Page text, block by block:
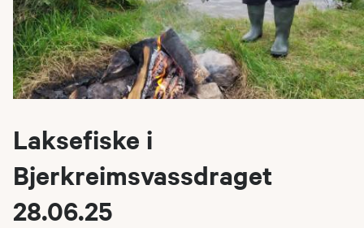
Laksefiske i
Bjerkreimsvassdraget
28.06.25